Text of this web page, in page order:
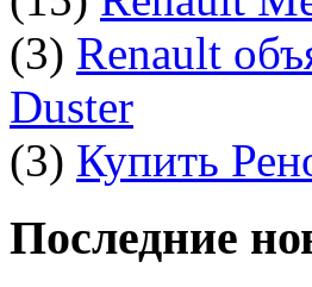
(3) Renault
Duster
(3) Купить
Последние